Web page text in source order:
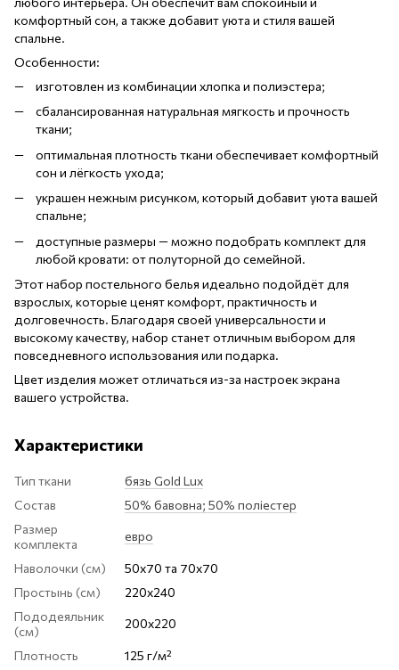
комфортный сон, а также добавит уюта и стиля вашей
спальне.
Особенности:
изготовлен из комбинации хлопка и полиэстера;
сбалансированная натуральная мягкость и прочность
ткани;
оптимальная плотность ткани обеспечивает комфортный
сон и лёгкость ухода;
украшен нежным рисунком, который добавит уюта вашей
спальне;
доступные размеры — можно подобрать комплект для
любой кровати: от полуторной до семейной.
Этот набор постельного белья идеально подойдёт для
взрослых, которые ценят комфорт, практичность и
долговечность. Благодаря своей универсальности и
высокому качеству, набор станет отличным выбором для
повседневного использования или подарка.
Цвет изделия может отличаться из-за настроек экрана
вашего устройства.
Характеристики
Тип ткани
бязь Gold Lux
Состав
50% бавовна; 50% поліестер
Размер
комплекта
евро
Наволочки (см)
50х70 та 70х70
Простынь (см)
220х240
Пододеяльник
(см)
200х220
Плотность
125 г/м²